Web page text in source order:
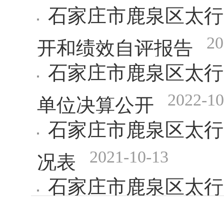
石家庄市鹿泉区太
开和绩效自评报告
石家庄市鹿泉区太
单位决算公开 2022-
石家庄市鹿泉区太
况表 2021-10-13
石家庄市鹿泉区太